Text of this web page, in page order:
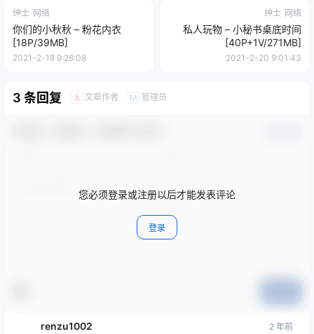
绅士 网络
你们的小秋秋 – 粉花内衣
[18P/39MB]
2021-2-18 9:28:08
绅士 网络
私人玩物 – 小秘书桌底时间
[40P+1V/271MB]
2021-2-20 9:01:43
3 条回复 A 文章作者 M 管理员
您必须登录或注册以后才能发表评论
登录
renzu1002 2 年前